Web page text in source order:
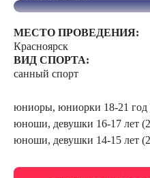
МЕСТО ПРОВЕДЕНИЯ:
Красноярск
ВИД СПОРТА:
санный спорт
юниоры, юниорки 18-21 год
юноши, девушки 16-17 лет
юноши, девушки 14-15 лет